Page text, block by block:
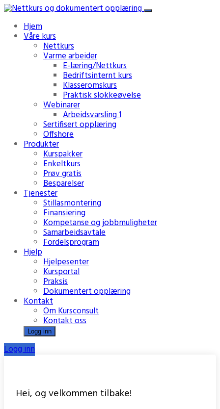
Hjem
Våre kurs
Nettkurs
Varme arbeider
E-læring/Nettkurs
Bedriftsinternt kurs
Klasseromskurs
Praktisk slokkeøvelse
Webinarer
Arbeidsvarsling 1
Sertifisert opplæring
Offshore
Produkter
Kurspakker
Enkeltkurs
Prøv gratis
Besparelser
Tjenester
Stillasmontering
Finansiering
Kompetanse og jobbmuligheter
Samarbeidsavtale
Fordelsprogram
Hjelp
Hjelpesenter
Kursportal
Praksis
Dokumentert opplæring
Kontakt
Om Kursconsult
Kontakt oss
Logg inn
Logg inn
Hei, og velkommen tilbake!